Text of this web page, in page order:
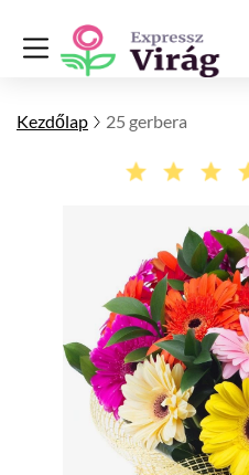
Kezdőlap 25 gerbera